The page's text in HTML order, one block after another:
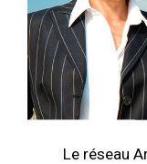
Le réseau